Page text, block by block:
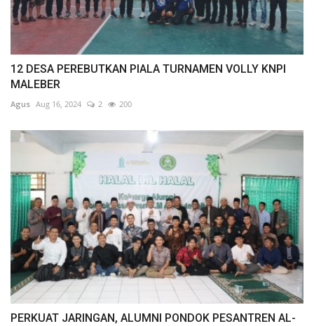
12 DESA PEREBUTKAN PIALA TURNAMEN VOLLY KNPI
MALEBER
Agus Aug 16, 2024 2 200
PERKUAT JARINGAN, ALUMNI PONDOK PESANTREN AL-